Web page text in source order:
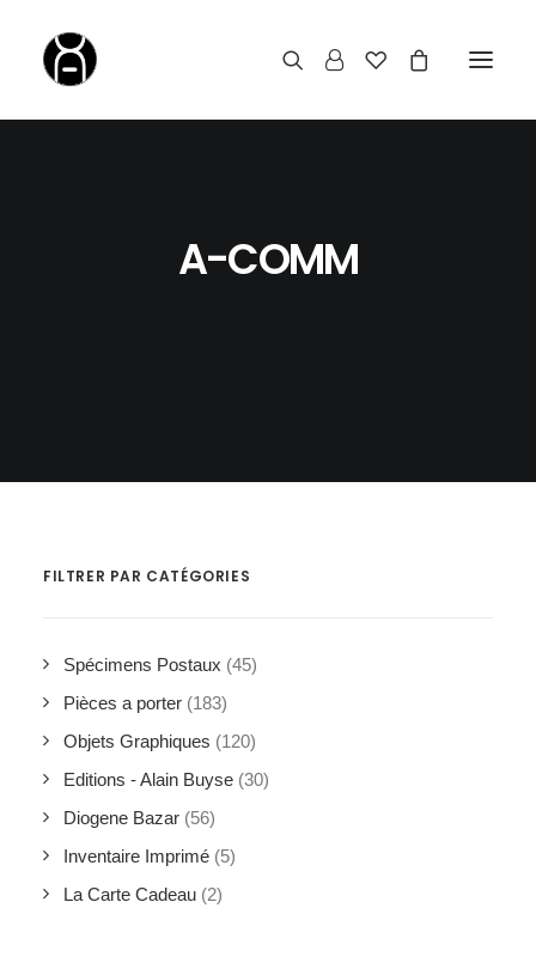
A-COMM
FILTRER PAR CATÉGORIES
Spécimens Postaux (45)
Pièces a porter (183)
Objets Graphiques (120)
Editions - Alain Buyse (30)
Diogene Bazar (56)
Inventaire Imprimé (5)
La Carte Cadeau (2)